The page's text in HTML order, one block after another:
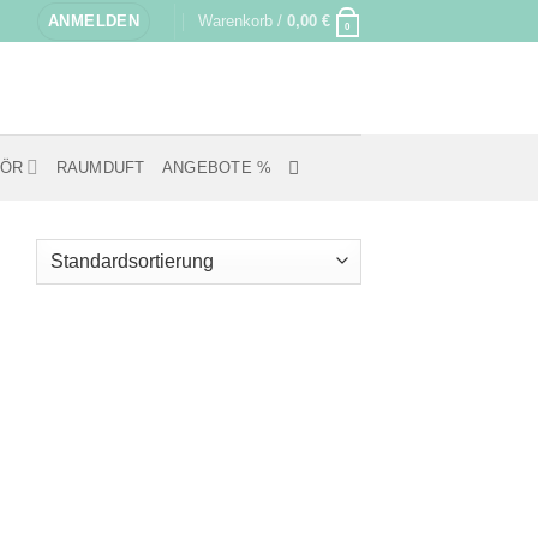
ANMELDEN Warenkorb / 0,00 € 0
RAUMDUFT ANGEBOTE %